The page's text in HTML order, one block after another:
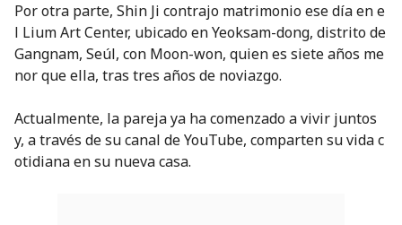
Por otra parte, Shin Ji contrajo matrimonio ese día en e
l Lium Art Center, ubicado en Yeoksam-dong, distrito de
Gangnam, Seúl, con Moon-won, quien es siete años me
nor que ella, tras tres años de noviazgo.
Actualmente, la pareja ya ha comenzado a vivir juntos
y, a través de su canal de YouTube, comparten su vida c
otidiana en su nueva casa.